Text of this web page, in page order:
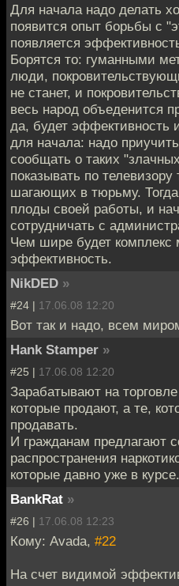
Для начала надо делать
появится опыт борьбы с
появляется
Борятся то: гуманными
люди,
не станет, и
весь народ объеденится
да, будет эффективность
для начала: надо
сообщать о таких
показывать по телевизору
шагающих в тюрьму.
плоды своей работы, и
сотрудничать с
Чем шире будет
эффективность.
NikDED »
#24 | 17.06.08 12:20
Вот так и надо, всем
Hank Stamper »
#25 | 17.06.08 12:20
Зарабатывают на
которые продают, а те,
продавать.
И гражданам предлагают
распространения
которые давно уже в
BankRat »
#26 | 17.06.08 12:23
Кому: Avada, #22
На счет видимой